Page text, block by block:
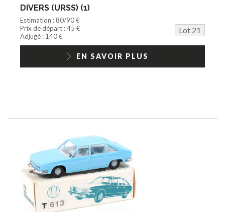
DIVERS (URSS) (1)
Estimation : 80/90 €
Prix de départ : 45 €
Lot 21
Adjugé : 140 €
EN SAVOIR PLUS